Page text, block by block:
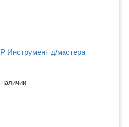
Инструмент д/мастера